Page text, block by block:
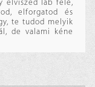
elviszed láb felé,
elforgatod és
te tudod melyik
de valami kéne